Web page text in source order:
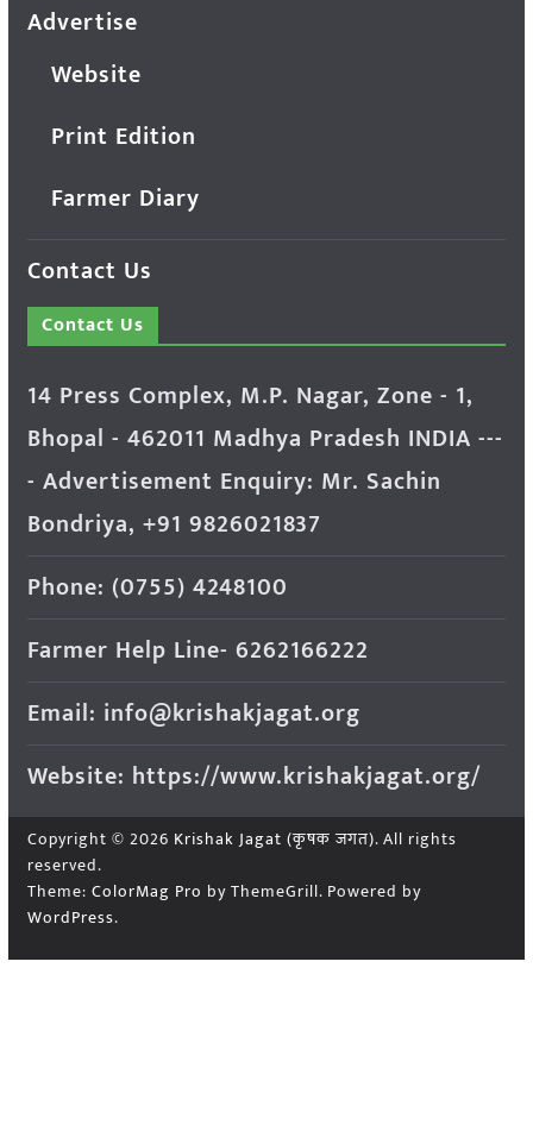
Advertise
Website
Print Edition
Farmer Diary
Contact Us
Contact Us
14 Press Complex, M.P. Nagar, Zone - 1,
Bhopal - 462011 Madhya Pradesh INDIA ---
- Advertisement Enquiry: Mr. Sachin
Bondriya, +91 9826021837
Phone: (0755) 4248100
Farmer Help Line- 6262166222
Email: info@krishakjagat.org
Website: https://www.krishakjagat.org/
Copyright © 2026 Krishak Jagat (कृषक जगत). All rights
reserved.
Theme: ColorMag Pro by ThemeGrill. Powered by
WordPress.